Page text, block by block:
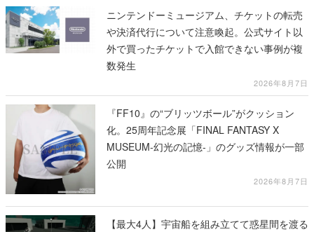
ニンテンドーミュージアム、チケットの転売
や決済代行について注意喚起。公式サイト以
外で買ったチケットで入館できない事例が複
数発生
2026年8月7日
『FF10』の“ブリッツボール”がクッション
化。25周年記念展「FINAL FANTASY X
MUSEUM-幻光の記憶-」のグッズ情報が一部
公開
2026年8月7日
【最大4人】宇宙船を組み立てて惑星間を渡る